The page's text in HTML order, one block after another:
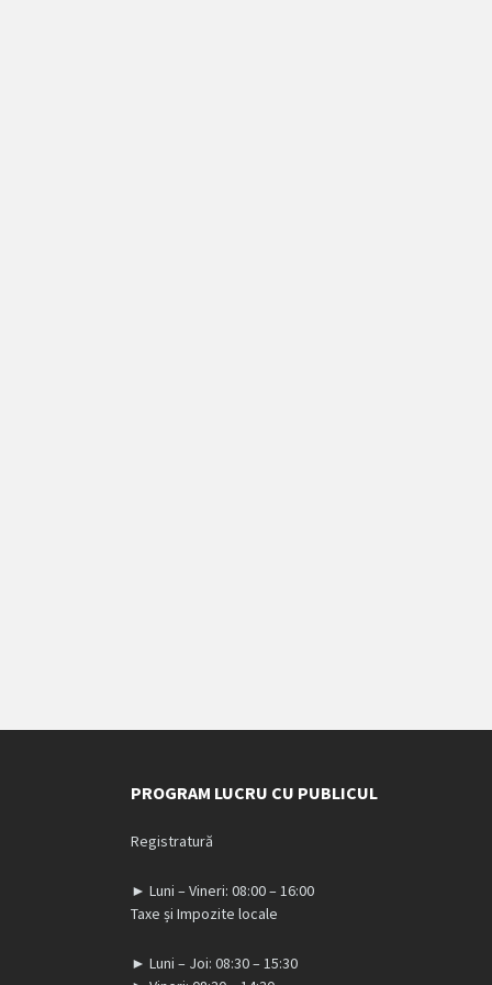
PROGRAM LUCRU CU PUBLICUL
Registratură
► Luni – Vineri: 08:00 – 16:00
Taxe și Impozite locale
► Luni – Joi: 08:30 – 15:30